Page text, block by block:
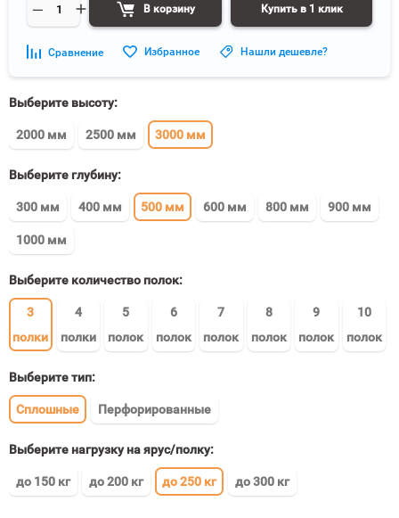
В корзину Купить в 1 клик
Сравнение Избранное Нашли дешевле?
Выберите высоту:
2000 мм 2500 мм 3000 мм
Выберите глубину:
300 мм 400 мм 500 мм 600 мм 800 мм 900 мм
1000 мм
Выберите количество полок:
3
полки
4
полки
5
полок
6
полок
7
полок
8
полок
9
полок
10
полок
Выберите тип:
Сплошные Перфорированные
Выберите нагрузку на ярус/полку:
до 150 кг до 200 кг до 250 кг до 300 кг